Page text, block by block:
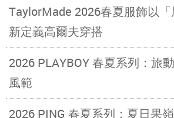
TaylorMade 2026春夏服飾以
新定義高爾夫穿搭
2026 PLAYBOY 春夏系列：旅
風範
2026 PING 春夏系列：夏日果